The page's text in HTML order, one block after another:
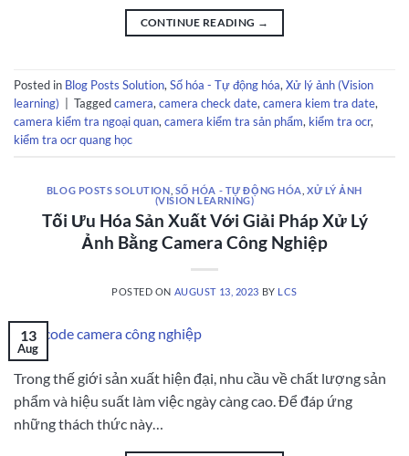
CONTINUE READING →
Posted in Blog Posts Solution, Số hóa - Tự động hóa, Xử lý ảnh (Vision
learning)
Taggedcamera, camera check date, camera kiem tra date,
camera kiểm tra ngoại quan, camera kiểm tra sản phẩm, kiểm tra ocr,
kiểm tra ocr quang học
BLOG POSTS SOLUTION SỐ HÓA - TỰ ĐỘNG HÓA ,XỬ LÝ ẢNH
(VISION LEARNING)
Tối Ưu Hóa Sản Xuất Với Giải Pháp Xử Lý
Ảnh Bằng Camera Công Nghiệp
POSTED ON AUGUST 13, 2023 BY LCS
13
Aug
Trong thế giới sản xuất hiện đại, nhu cầu về chất lượng sản
phẩm và hiệu suất làm việc ngày càng cao. Để đáp ứng
những thách thức này…